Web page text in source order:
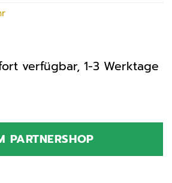
verfügbar, 1-3 Werktage
PARTNERSHOP